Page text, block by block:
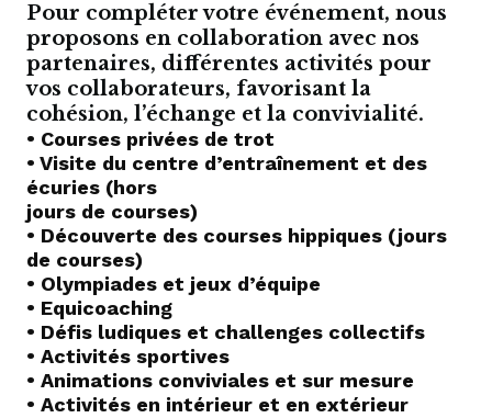
Pour compléter votre événement, nous
proposons en collaboration avec nos
partenaires, différentes activités pour
vos collaborateurs, favorisant la
cohésion, l’échange et la convivialité.
• Courses privées de trot
• Visite du centre d’entraînement et des
écuries (hors
jours de courses)
• Découverte des courses hippiques (jours
de courses)
• Olympiades et jeux d’équipe
• Equicoaching
• Défis ludiques et challenges collectifs
• Activités sportives
• Animations conviviales et sur mesure
• Activités en intérieur et en extérieur